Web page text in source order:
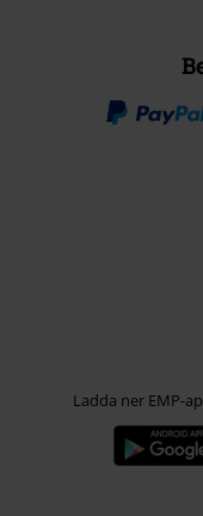
Ladda ner EMP-